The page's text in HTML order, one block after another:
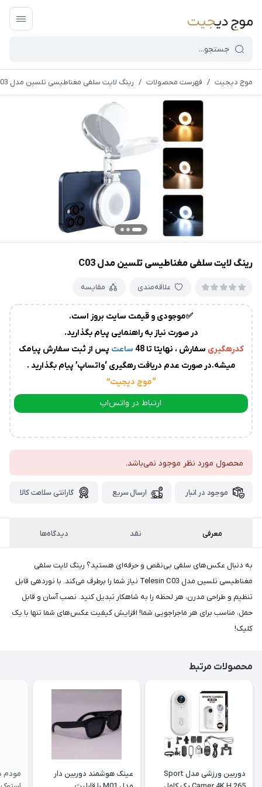
قیمت و
سایت بروز
باشد،باخیال
راحت خرید
زمان
آماده
پستسفارشات،بین
2روز
کاریمی
عدم
ارسال
کدرهگیریاز
کدرهگیری
خود،
۴۸
ساعت
کاریپس
از
بگذارید.
ممنون
شکیبایی
موج دیجیت / فهرست محصولات / رینگ لایت سلفی مغناطیسی تلسین مدل C03
رینگ لایت سلفی مغناطیسی تلسین مدل C03
علاقه‌مندی مقایسه
✅موجودی و قیمت سایت بروز است.
در صورت نیاز به راهنمایی پیام بگذارید.
کدرهگیری سفارش ، نهایتا تا 48 ساعت پس از ثبت سفارش پیامک
میشه.در صورت عدم دریافت رهگیری ‘واتساپ’ پیام بگذارید .
“موج دیجیت”
ارتباط در واتس‌اپ
محصول مورد نظر موجود نمی‌باشد.
موجود در انبار ارسال سریع گارانتی سلامت کالا
معرفی نقد دیدگاه‌ها
به دنبال عکس‌های سلفی بی‌نقص و حرفه‌ای هستید؟ رینگ لایت سلفی
مغناطیسی تلسین مدل Telesin C03 نیاز شما را برطرف می‌کند. با نوردهی قابل
تنظیم و طراحی مدرن، هر لحظه را به شاهکار تبدیل کنید. نصب آسان و قابل
حمل، مناسب برای هر ماجراجویی شما! افزایش کیفیت عکس‌های شما تنها با یک
کلیک!
محصولات مرتبط
دوربین ورزشی مدل Sport
عینک هوشمند دوربین دار